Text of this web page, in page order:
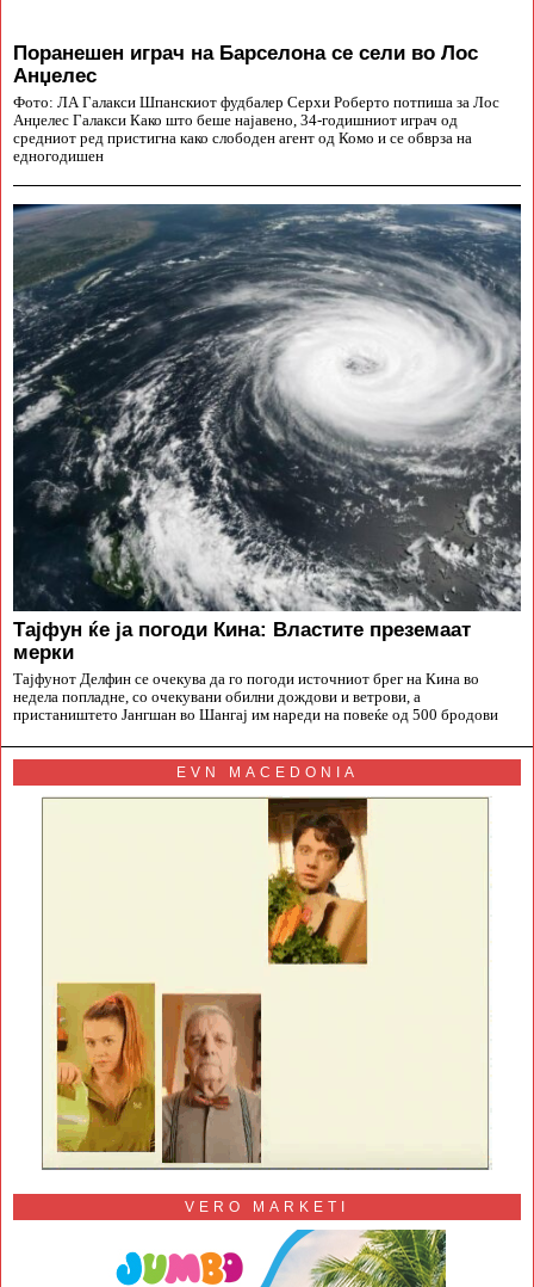
Поранешен играч на Барселона се сели во Лос
Анџелес
Фото: ЛА Галакси Шпанскиот фудбалер Серхи Роберто потпиша за Лос
Анџелес Галакси Како што беше најавено, 34-годишниот играч од
средниот ред пристигна како слободен агент од Комо и се обврза на
едногодишен
Тајфун ќе ја погоди Кина: Властите преземаат
мерки
Тајфунот Делфин се очекува да го погоди источниот брег на Кина во
недела попладне, со очекувани обилни дождови и ветрови, а
пристаништето Јангшан во Шангај им нареди на повеќе од 500 бродови
EVN MACEDONIA
VERO MARKETI